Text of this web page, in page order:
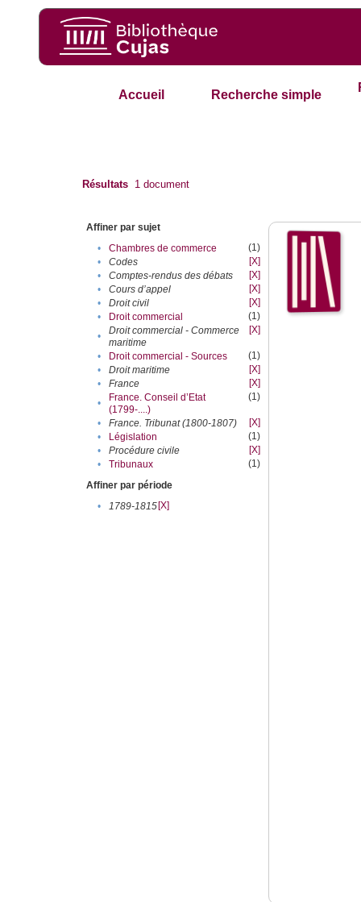
Accueil Recherche simple
Résultats 1 document
Affiner par sujet
•
Chambres de commerce
(1)
•
Codes
[X]
•
Comptes-rendus des débats
[X]
•
Cours d’appel
[X]
•
Droit civil
[X]
•
Droit commercial
(1)
•
Droit commercial - Commerce
maritime
[X]
• Droit commercial - Sources
(1)
•
Droit maritime
[X]
•
France
[X]
•
France. Conseil d’Etat
(1799-....)
(1)
• France. Tribunat (1800-1807)
[X]
•
Législation
(1)
•
Procédure civile
[X]
•
Tribunaux
(1)
Affiner par période
•
1789-1815[X]